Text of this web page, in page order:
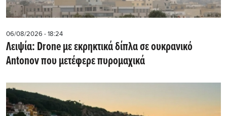
06/08/2026 - 18:24
Λειψία: Drone με εκρηκτικά δίπλα σε ουκρανικό
Antonov που μετέφερε πυρομαχικά